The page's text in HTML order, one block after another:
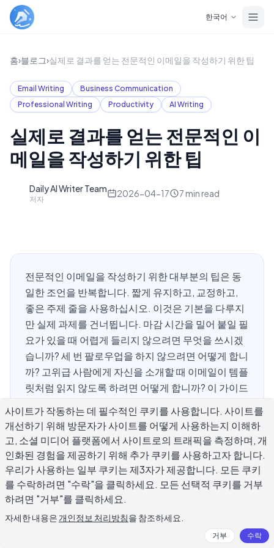
한국어
홈›블로그›실제로 결과를 얻는 전문적인 이메일을 작성하기 위한 팁
Email Writing
Business Communication
Professional Writing
Productivity AI Writing
실제로 결과를 얻는 전문적인 이
메일을 작성하기 위한 팁
Daily AI Writer Team
저자
2026-04-17 7 min read
전문적인 이메일을 작성하기 위한 대부분의 팁은 동
일한 조언을 반복합니다. 짧게 유지하고, 교정하고,
좋은 주제 줄을 사용하십시오. 이것은 기본을 다루지
만 실제 과제를 건너뜁니다. 마감 시간을 밀어 붙일 필
요가 있을 때 어렵게 들리지 않으려면 무엇을 쓰시겠
습니까? 세 번 팔로우업을 하지 않으려면 어떻게 합니
까? 고위급 사람에게 자신을 소개할 때 이메일이 템플
릿처럼 읽지 않도록 하려면 어떻게 합니까? 이 가이드
전문적인 이메일을 작성하기 위한 특정하고 상황별
팁에 초점을 맞춥니다.
좋은 전문적인 이메일을 훌륭한 이메일
과 구별하는 것은 무엇입니까?
능숙한 전문적인 이메일은 어디에나 있습니다. 그들은 규칙
사이트가 작동하는 데 필수적인 쿠키를 사용합니다. 사이트를
개선하기 위해 방문자가 사이트를 어떻게 사용하는지 이해하
고, 소셜 미디어 플랫폼에서 사이트로의 트래픽을 측정하며, 개
인화된 경험을 제공하기 위해 추가 쿠키를 사용하고자 합니다.
우리가 사용하는 일부 쿠키는 제3자가 제공합니다. 모든 쿠키
를 수락하려면 "수락"을 클릭하세요. 모든 선택적 쿠키를 거부
하려면 "거부"를 클릭하세요.
자세한 내용은 개인정보 처리방침을 참조하세요.
거부 수락